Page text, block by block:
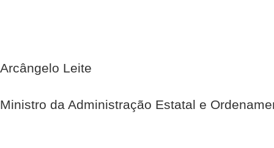
Arcângelo Leite
Ministro da Administração Estatal e